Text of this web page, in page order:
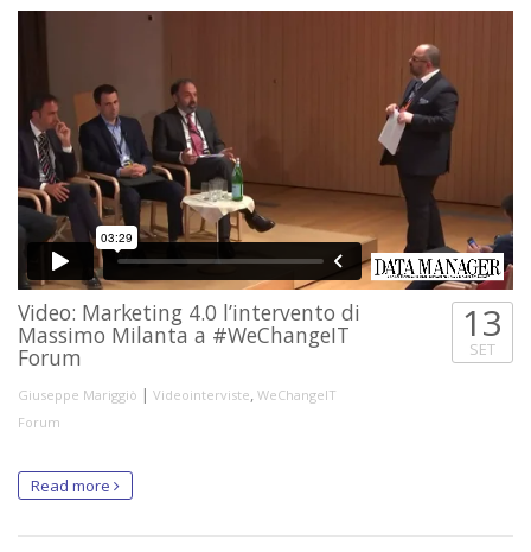
Video: Marketing 4.0 l’intervento di
Massimo Milanta a #WeChangeIT
Forum
Giuseppe Mariggiò | Videointerviste, WeChangeIT
Forum
13
SET
Read more